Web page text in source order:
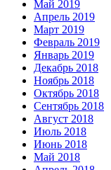
Май 2019
Апрель 2019
Март 2019
Февраль 2019
Январь 2019
Декабрь 2018
Ноябрь 2018
Октябрь 2018
Сентябрь 2018
Август 2018
Июль 2018
Июнь 2018
Май 2018